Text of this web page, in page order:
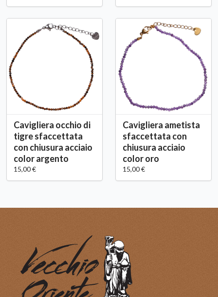
Cavigliera occhio di
tigre sfaccettata
con chiusura acciaio
color argento
15,00 €
Cavigliera ametista
sfaccettata con
chiusura acciaio
color oro
15,00 €